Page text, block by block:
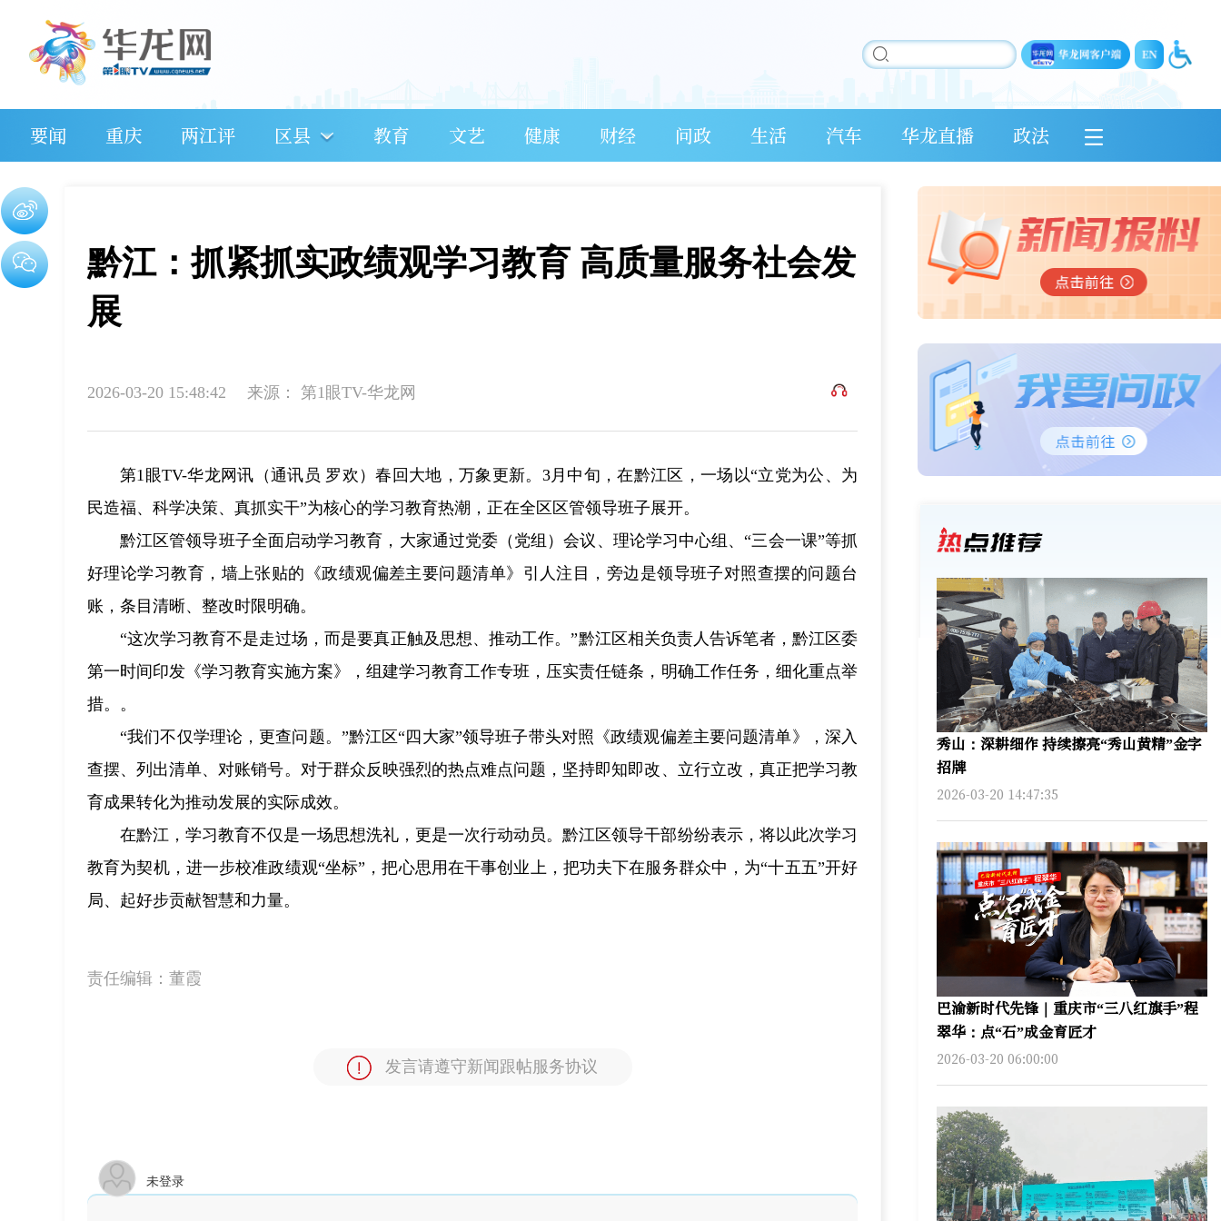
要闻 重庆 两江评 区县 教育 文艺 健康 财经 问政 生活 汽车 华龙直播 政法
黔江：抓紧抓实政绩观学习教育 高质量服务社会发
展
2026-03-20 15:48:42 来源： 第1眼TV-华龙网
第1眼TV-华龙网讯（通讯员 罗欢）春回大地，万象更新。3月中旬，在黔江区，一场以“立党为公、为
民造福、科学决策、真抓实干”为核心的学习教育热潮，正在全区区管领导班子展开。
黔江区管领导班子全面启动学习教育，大家通过党委（党组）会议、理论学习中心组、“三会一课”等抓
好理论学习教育，墙上张贴的《政绩观偏差主要问题清单》引人注目，旁边是领导班子对照查摆的问题台
账，条目清晰、整改时限明确。
“这次学习教育不是走过场，而是要真正触及思想、推动工作。”黔江区相关负责人告诉笔者，黔江区委
第一时间印发《学习教育实施方案》，组建学习教育工作专班，压实责任链条，明确工作任务，细化重点举
措。。
“我们不仅学理论，更查问题。”黔江区“四大家”领导班子带头对照《政绩观偏差主要问题清单》，深入
查摆、列出清单、对账销号。对于群众反映强烈的热点难点问题，坚持即知即改、立行立改，真正把学习教
育成果转化为推动发展的实际成效。
在黔江，学习教育不仅是一场思想洗礼，更是一次行动动员。黔江区领导干部纷纷表示，将以此次学习
教育为契机，进一步校准政绩观“坐标”，把心思用在干事创业上，把功夫下在服务群众中，为“十五五”开好
局、起好步贡献智慧和力量。
责任编辑： 董霞
发言请遵守新闻跟帖服务协议
未登录
秀山：深耕细作 持续擦亮“秀山黄精”金字
招牌
2026-03-20 14:47:35
巴渝新时代先锋｜重庆市“三八红旗手”程
翠华：点“石”成金育匠才
2026-03-20 06:00:00